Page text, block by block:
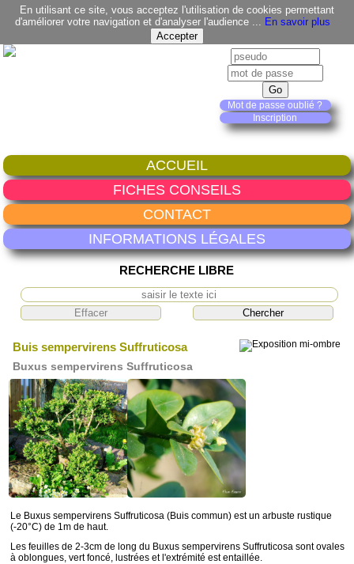
En utilisant ce site, vous acceptez l'utilisation de cookies permettant
d'améliorer votre navigation et d'analyser l'audience ... En savoir plus
Mot de passe oublié ?
Inscription
ACCUEIL
FICHES CONSEILS
CONTACT
INFORMATIONS LÉGALES
RECHERCHE LIBRE
Buis sempervirens Suffruticosa
Buxus sempervirens Suffruticosa
Le Buxus sempervirens Suffruticosa (Buis commun) est un arbuste rustique
(-20°C) de 1m de haut.
Les feuilles de 2-3cm de long du Buxus sempervirens Suffruticosa sont ovales
à oblongues, vert foncé, lustrées et l'extrémité est entaillée.